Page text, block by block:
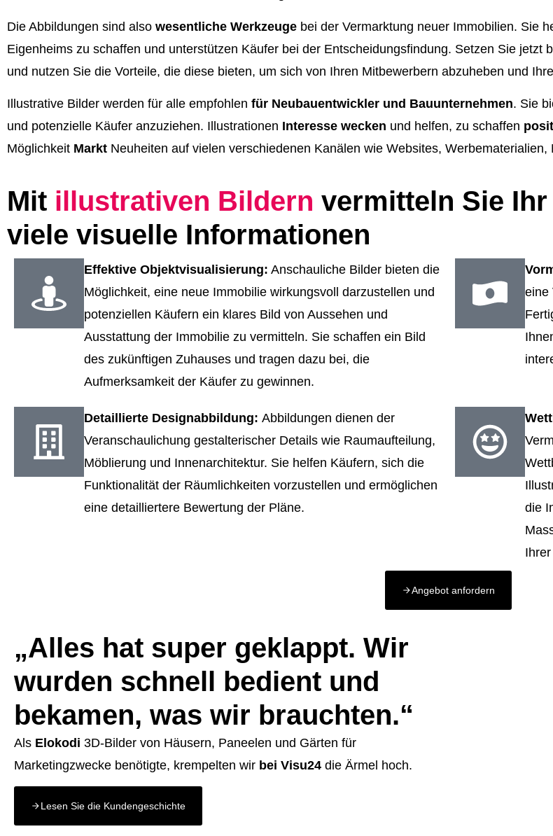
Die Abbildungen sind also wesentliche Werkzeuge bei der Vermarktung neuer Immobilien. Sie
Eigenheims zu schaffen und unterstützen Käufer bei der Entscheidungsfindung. Setzen Sie jetzt
und nutzen Sie die Vorteile, die diese bieten, um sich von Ihren Mitbewerbern abzuheben und
Illustrative Bilder werden für alle empfohlen für Neubauentwickler und Bauunternehmen. Sie
und potenzielle Käufer anzuziehen. Illustrationen Interesse wecken und helfen, zu schaffen
Möglichkeit Markt Neuheiten auf vielen verschiedenen Kanälen wie Websites,
Mit illustrativen Bildern vermitteln Sie
viele visuelle Informationen
Effektive Objektvisualisierung: Anschauliche Bilder bieten die
Möglichkeit, eine neue Immobilie wirkungsvoll darzustellen und
potenziellen Käufern ein klares Bild von Aussehen und
Ausstattung der Immobilie zu vermitteln. Sie schaffen ein Bild
des zukünftigen Zuhauses und tragen dazu bei, die
Aufmerksamkeit der Käufer zu gewinnen.
eine
Detaillierte Designabbildung: Abbildungen dienen der
Veranschaulichung gestalterischer Details wie Raumaufteilung,
Möblierung und Innenarchitektur. Sie helfen Käufern, sich die
Funktionalität der Räumlichkeiten vorzustellen und ermöglichen
eine detailliertere Bewertung der Pläne.
die
Angebot anfordern
„Alles hat super geklappt. Wir
wurden schnell bedient und
bekamen, was wir brauchten.“
Als Elokodi 3D-Bilder von Häusern, Paneelen und Gärten für
Marketingzwecke benötigte, krempelten wir bei Visu24 die Ärmel hoch.
Lesen Sie die Kundengeschichte